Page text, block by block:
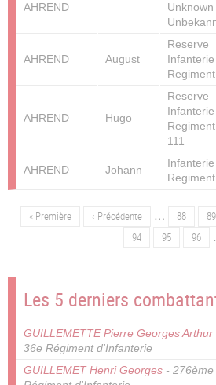
AHREND
Unknown
AHREND August
Reserve
Infanterie
AHREND Hugo
Reserve
Infanterie
Regiment
111
AHREND Johann
Infanterie
Pagination
Première
« Première
Page
‹ Précédente … Page
88 89
Page
94 Page
95 Page
96
Les 5 derniers
GUILLEMETTE Pierre Georges Arthur
36e Régiment d'Infanterie
GUILLEMET Henri Georges - 276ème